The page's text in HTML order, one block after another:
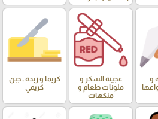
و
عجينة السكر و
ملونات طعام و
منكهات
كريما و زبدة , جبن
كريمي